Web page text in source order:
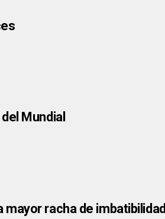
Mundial
racha de imbatibilidad